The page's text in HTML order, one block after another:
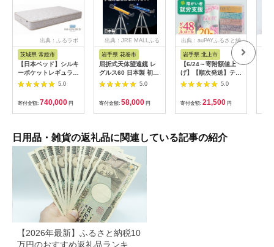
出典：ふるラボ
茨城県 常総市
【日本ベッド】シルキ
ーポケットレギュラー
11334 シングル 日本
ベッド シルキーポケ
ットレギュラー シン
グル 通気性 ロングセ
ラー 放湿性 ※沖縄
5.0
寄付金額: 740,000 円
出典：JRE MALLふる
さと納税
岩手県 花巻市
屈折式天体望遠鏡 レ
グルス60 日本製 初心
者用 スマホ撮影 (カラ
ー：オレンジ）
【1835-2】
5.0
寄付金額: 58,000 円
出典：auPAYふるさと納
岩手県 北上市
【6/24～寄附額値上
げ】【順次発送】ティ
ッシュペーパー 20箱
＆ トイレットロール
(ダブル) 48個 福祉施
設支援 日用品 常備品
備蓄品 box ちり紙 テ
ィッシュ パルプ
100％ 無香料 1箱
5.0
寄付金額: 21,500 円
日用品・雑貨の返礼品に関連している記事の紹介
【2026年最新】ふるさと納税10
万円のおすすめ返礼品ランキン